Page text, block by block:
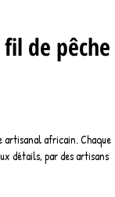
de pêche
artisanal africain. Chaque
détails, par des artisans